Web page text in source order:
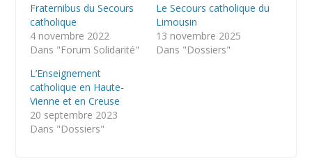
Fraternibus du Secours
catholique
4 novembre 2022
Dans "Forum Solidarité"
Le Secours catholique du
Limousin
13 novembre 2025
Dans "Dossiers"
L’Enseignement
catholique en Haute-
Vienne et en Creuse
20 septembre 2023
Dans "Dossiers"